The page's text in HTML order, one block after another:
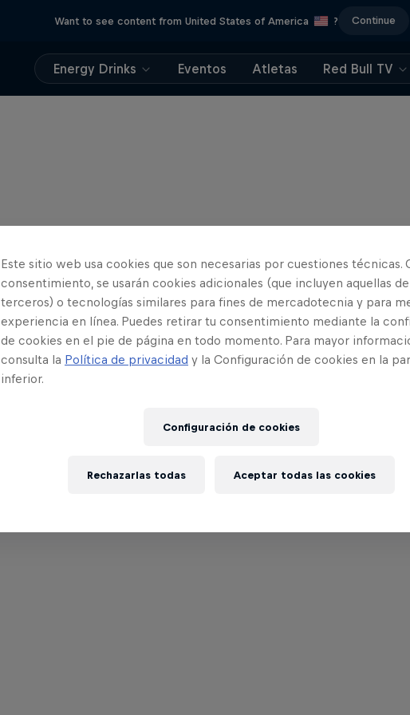
Want to see content from United States of America ? Continue
Energy Drinks Eventos Atletas Red Bull TV
Este sitio web usa cookies que son necesarias por cuestiones técnicas.
consentimiento, se usarán cookies adicionales (que incluyen aquellas de
terceros) o tecnologías similares para fines de mercadotecnia y para
experiencia en línea. Puedes retirar tu consentimiento mediante la
de cookies en el pie de página en todo momento. Para mayor
consulta la Política de privacidad y la Configuración de cookies en la
inferior.
Configuración de cookies
Rechazarlas todas Aceptar todas las cookies